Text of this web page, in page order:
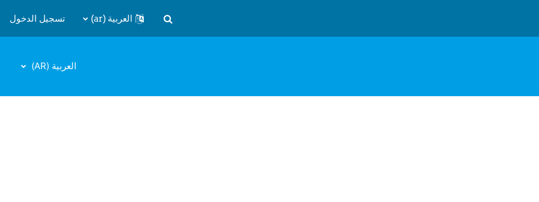
تبديل إدخال البحث
العربية ‎(ar)‎ تسجيل الدخول
العربية ‎(AR)‎